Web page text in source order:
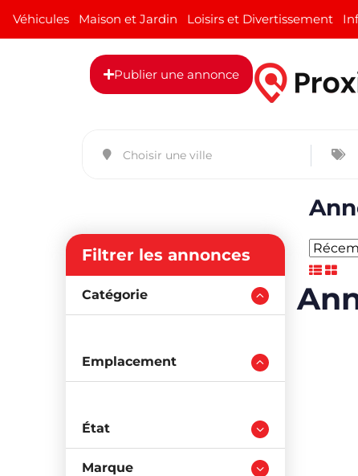
Véhicules Maison et Jardin Loisirs et Divertissement
Publier une annonce
Filtrer les annonces
Catégorie
Emplacement
État
Marque